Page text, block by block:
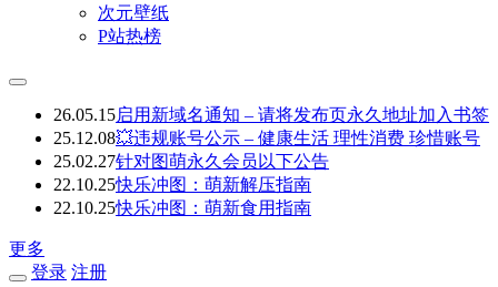
次元壁纸
P站热榜
26.05.15启用新域名通知 – 请将发布页永久地址加入书签
25.12.08💥违规账号公示 – 健康生活 理性消费 珍惜账号
25.02.27针对图萌永久会员以下公告
22.10.25快乐冲图：萌新解压指南
22.10.25快乐冲图：萌新食用指南
更多
登录 注册